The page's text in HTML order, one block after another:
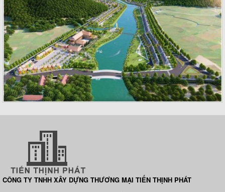
CÔNG TY TNHH XÂY DỰNG THƯƠNG MẠI TIẾN THỊNH PHÁT